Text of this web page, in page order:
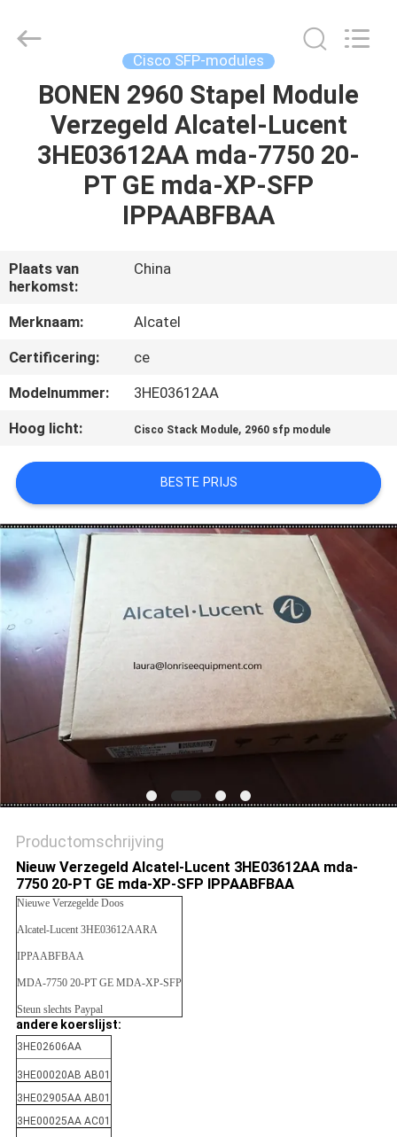
HUIS
PRODUCTEN
OVER
ONS
FABRIEKSTOCHT
KWALITEITSCONTROLE
NEEM
CONTACT
MET
ONS
OP
NIEUWS
GEVALLEN
SITEMAP
PRIVACYBELEID
Ltd..
Cisco SFP-modules
BONEN 2960 Stapel Module
Verzegeld Alcatel-Lucent
3HE03612AA mda-7750 20-
PT GE mda-XP-SFP
IPPAABFBAA
Plaats van
herkomst:
China
Merknaam:
Alcatel
Certificering:
ce
Modelnummer:
3HE03612AA
Hoog licht:
Cisco Stack Module, 2960 sfp module
BESTE PRIJS
Productomschrijving
Nieuw Verzegeld Alcatel-Lucent 3HE03612AA mda-
7750 20-PT GE mda-XP-SFP IPPAABFBAA
Nieuwe Verzegelde Doos
Alcatel-Lucent 3HE03612AARA
IPPAABFBAA
MDA-7750 20-PT GE MDA-XP-SFP
Steun slechts Paypal
andere koerslijst:
3HE02606AA
3HE00020AB AB01
3HE02905AA AB01
3HE00025AA AC01